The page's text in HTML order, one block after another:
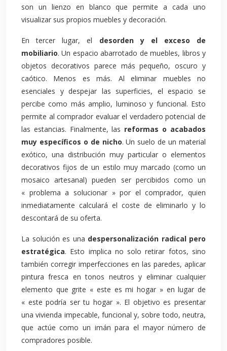
son un lienzo en blanco que permite a cada uno
visualizar sus propios muebles y decoración.
En tercer lugar, el desorden y el exceso de
mobiliario. Un espacio abarrotado de muebles, libros y
objetos decorativos parece más pequeño, oscuro y
caótico. Menos es más. Al eliminar muebles no
esenciales y despejar las superficies, el espacio se
percibe como más amplio, luminoso y funcional. Esto
permite al comprador evaluar el verdadero potencial de
las estancias. Finalmente, las reformas o acabados
muy específicos o de nicho. Un suelo de un material
exótico, una distribución muy particular o elementos
decorativos fijos de un estilo muy marcado (como un
mosaico artesanal) pueden ser percibidos como un
« problema a solucionar » por el comprador, quien
inmediatamente calculará el coste de eliminarlo y lo
descontará de su oferta.
La solución es una despersonalización radical pero
estratégica. Esto implica no solo retirar fotos, sino
también corregir imperfecciones en las paredes, aplicar
pintura fresca en tonos neutros y eliminar cualquier
elemento que grite « este es mi hogar » en lugar de
« este podría ser tu hogar ». El objetivo es presentar
una vivienda impecable, funcional y, sobre todo, neutra,
que actúe como un imán para el mayor número de
compradores posible.